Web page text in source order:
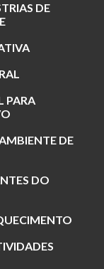
DE
PARA
DE
DO